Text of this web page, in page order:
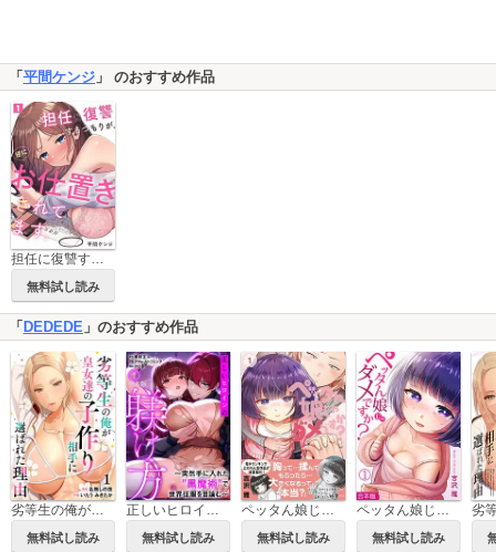
「平間ケンジ 」 のおすすめ作品
担任に復讐するつもりが、逆にお仕置きされてます。
無料試し読み
「 DEDEDE 」のおすすめ作品
劣等生の俺が皇女達の子作り相手に選ばれた理由【フルカラー】【電子単行本】
無料試し読み
正しいヒロインの躾け方～突然手に入れた“黒魔術”で世界征服を目論む～【フルカラー】【合本版】
無料試し読み
ペッタん娘じゃダメですか？【コミックス版】
無料試し読み
ペッタん娘じゃダメですか？【合本版】
無料試し読み